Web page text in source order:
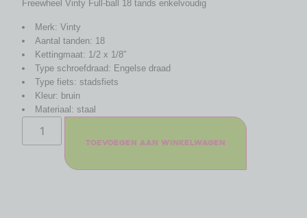
Freewheel Vinty Full-ball 18 tands enkelvoudig
Merk: Vinty
Aantal tanden: 18
Kettingmaat: 1/2 x 1/8″
Type schroefdraad: Engelse draad
Type fiets: stadsfiets
Kleur: bruin
Materiaal: staal
Toevoegen aan winkelwagen